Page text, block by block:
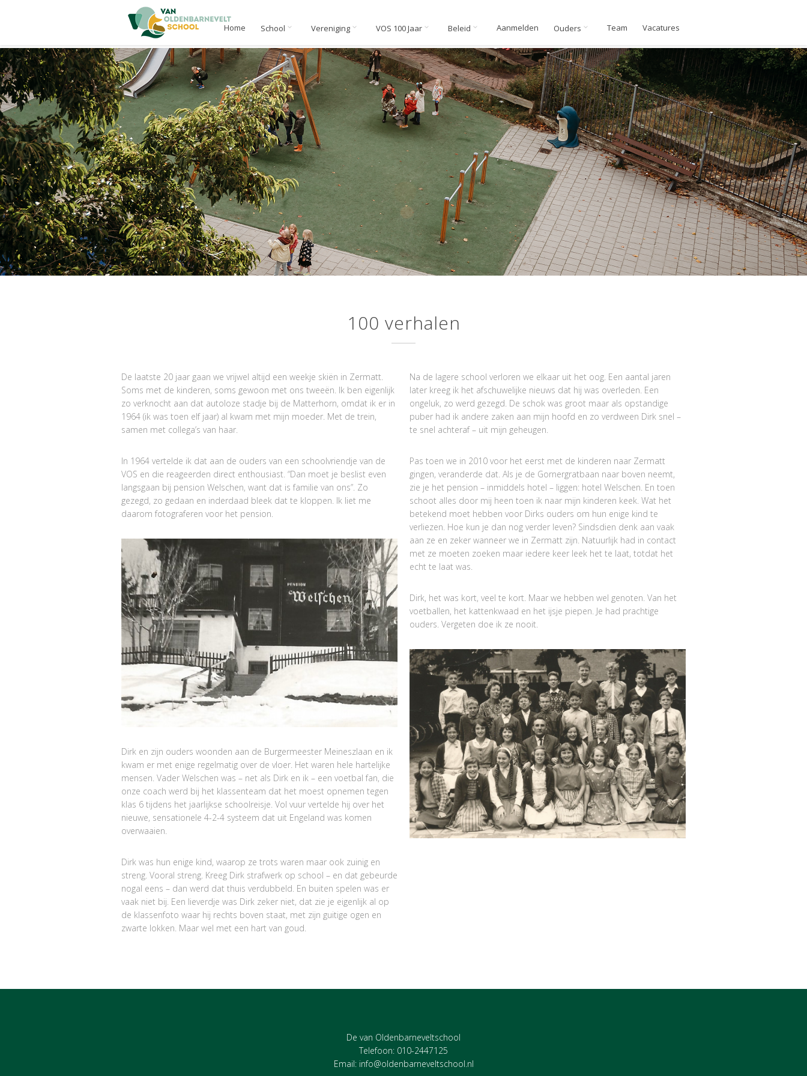
Home School Vereniging VOS 100 Jaar Beleid Aanmelden Ouders Team Vacatures
100 verhalen
De laatste 20 jaar gaan we vrijwel altijd een weekje skiën in Zermatt.
Soms met de kinderen, soms gewoon met ons tweeën. Ik ben eigenlijk
zo verknocht aan dat autoloze stadje bij de Matterhorn, omdat ik er in
1964 (ik was toen elf jaar) al kwam met mijn moeder. Met de trein,
samen met collega’s van haar.
In 1964 vertelde ik dat aan de ouders van een schoolvriendje van de
VOS en die reageerden direct enthousiast. “Dan moet je beslist even
langsgaan bij pension Welschen, want dat is familie van ons”. Zo
gezegd, zo gedaan en inderdaad bleek dat te kloppen. Ik liet me
daarom fotograferen voor het pension.
Dirk en zijn ouders woonden aan de Burgermeester Meineszlaan en ik
kwam er met enige regelmatig over de vloer. Het waren hele hartelijke
mensen. Vader Welschen was – net als Dirk en ik – een voetbal fan, die
onze coach werd bij het klassenteam dat het moest opnemen tegen
klas 6 tijdens het jaarlijkse schoolreisje. Vol vuur vertelde hij over het
nieuwe, sensationele 4-2-4 systeem dat uit Engeland was komen
overwaaien.
Dirk was hun enige kind, waarop ze trots waren maar ook zuinig en
streng. Vooral streng. Kreeg Dirk strafwerk op school – en dat gebeurde
nogal eens – dan werd dat thuis verdubbeld. En buiten spelen was er
vaak niet bij. Een lieverdje was Dirk zeker niet, dat zie je eigenlijk al op
de klassenfoto waar hij rechts boven staat, met zijn guitige ogen en
zwarte lokken. Maar wel met een hart van goud.
Na de lagere school verloren we elkaar uit het oog. Een aantal jaren
later kreeg ik het afschuwelijke nieuws dat hij was overleden. Een
ongeluk, zo werd gezegd. De schok was groot maar als opstandige
puber had ik andere zaken aan mijn hoofd en zo verdween Dirk snel –
te snel achteraf – uit mijn geheugen.
Pas toen we in 2010 voor het eerst met de kinderen naar Zermatt
gingen, veranderde dat. Als je de Gornergratbaan naar boven neemt,
zie je het pension – inmiddels hotel – liggen: hotel Welschen. En toen
schoot alles door mij heen toen ik naar mijn kinderen keek. Wat het
betekend moet hebben voor Dirks ouders om hun enige kind te
verliezen. Hoe kun je dan nog verder leven? Sindsdien denk aan vaak
aan ze en zeker wanneer we in Zermatt zijn. Natuurlijk had in contact
met ze moeten zoeken maar iedere keer leek het te laat, totdat het
echt te laat was.
Dirk, het was kort, veel te kort. Maar we hebben wel genoten. Van het
voetballen, het kattenkwaad en het ijsje piepen. Je had prachtige
ouders. Vergeten doe ik ze nooit.
De van Oldenbarneveltschool
Telefoon: 010-2447125
Email: info@oldenbarneveltschool.nl